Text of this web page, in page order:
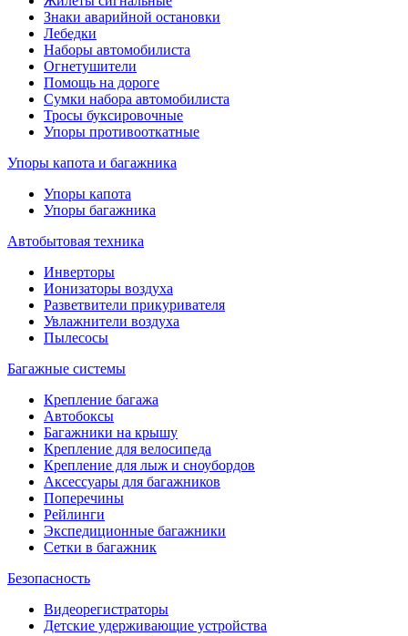
Знаки аварийной остановки
Лебедки
Наборы автомобилиста
Огнетушители
Помощь на дороге
Сумки набора автомобилиста
Тросы буксировочные
Упоры противооткатные
Упоры капота и багажника
Упоры капота
Упоры багажника
Автобытовая техника
Инверторы
Ионизаторы воздуха
Разветвители прикуривателя
Увлажнители воздуха
Пылесосы
Багажные системы
Крепление багажа
Автобоксы
Багажники на крышу
Крепление для велосипеда
Крепление для лыж и сноубордов
Аксессуары для багажников
Поперечины
Рейлинги
Экспедиционные багажники
Сетки в багажник
Безопасность
Видеорегистраторы
Детские удерживающие устройства